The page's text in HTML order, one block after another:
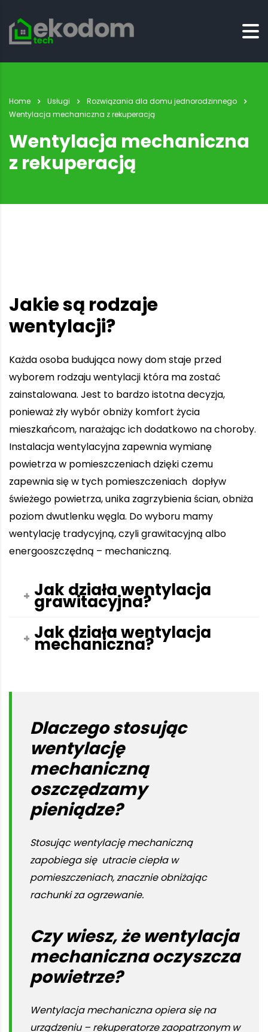
Home Usługi
Rozwiązania dla domu jednorodzinnego
Wentylacja mechaniczna z rekuperacją
Wentylacja mechaniczna
z rekuperacją
Jakie są rodzaje
wentylacji?
Każda osoba budująca nowy dom staje przed
wyborem rodzaju wentylacji która ma zostać
zainstalowana. Jest to bardzo istotna decyzja,
ponieważ zły wybór obniży komfort życia
mieszkańcom, narażając ich dodatkowo na choroby.
Instalacja wentylacyjna zapewnia wymianę
powietrza w pomieszczeniach dzięki czemu
zapewnia się w tych pomieszczeniach dopływ
świeżego powietrza, unika zagrzybienia ścian, obniża
poziom dwutlenku węgla. Do wyboru mamy
wentylację tradycyjną, czyli grawitacyjną albo
energooszczędną – mechaniczną.
Jak działa wentylacja
grawitacyjna?
Jak działa wentylacja
mechaniczna?
Dlaczego stosując
wentylację
mechaniczną
oszczędzamy
pieniądze?
Stosując wentylację mechaniczną
zapobiega się utracie ciepła w
pomieszczeniach, znacznie obniżając
rachunki za ogrzewanie.
Czy wiesz, że wentylacja
mechaniczna oczyszcza
powietrze?
Wentylacja mechaniczna opiera się na
urządzeniu – rekuperatorze zaopatrzonym w